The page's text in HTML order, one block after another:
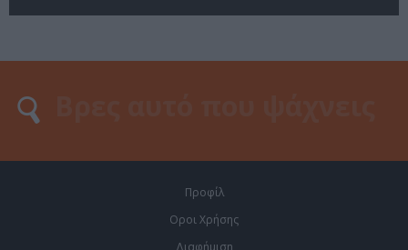
Προφίλ
Οροι Χρήσης
Διαφήμιση